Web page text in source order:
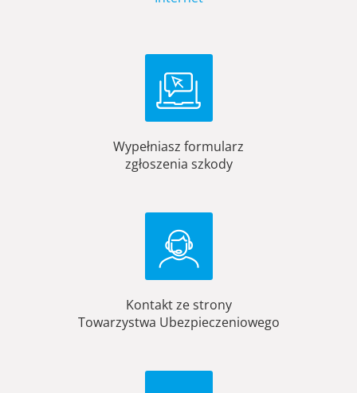
Wypełniasz formularz
zgłoszenia szkody
Kontakt ze strony
Towarzystwa Ubezpieczeniowego